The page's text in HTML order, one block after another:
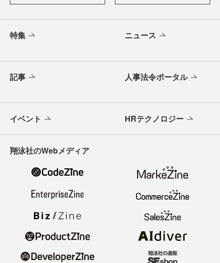
特集 ニュース
記事 人事法令ポータル
イベント HRテクノロジー
翔泳社のWebメディア